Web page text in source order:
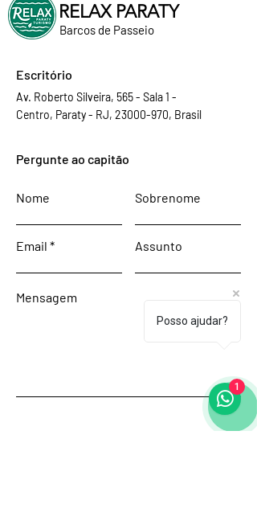
RELAX PARATY
Barcos de Passeio
Escritório
Av. Roberto Silveira, 565 - Sala 1 -
Centro, Paraty - RJ, 23000-970, Brasil
Pergunte ao capitão
Nome Sobrenome
Email Assunto
Mensagem
Posso ajudar?
1